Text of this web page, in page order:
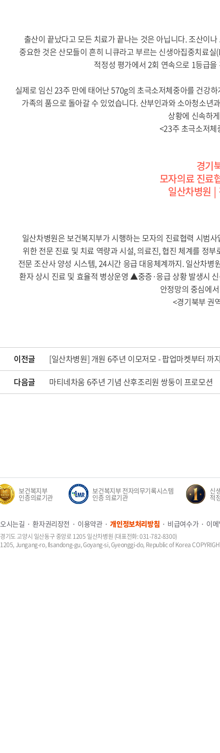
출산이 끝났다고 모든 치료가 끝나는 것은 아닙니다. 조산이
중요한 것은 산모들이 흔히 니큐라고 부르는 신생아집중치료
적정성 평가에서 2회 연속으로 1등급
실제로 임신 23주 만에 태어난 570g의 초극소저체중아를 건강
가족의 품으로 돌아갈 수 있었습니다. 산부인과와 소아청소년
상황에 신속하
<23주 초극소저체
경기
모자의료 진료
일산차병원 |
일산차병원은 보건복지부가 시행하는 모자의 진료협력 시범
위한 전문 진료 및 치료 역량과 시설, 의료진, 협진 체계를 정
전문 조산사 양성 시스템, 24시간 응급 대응체계까지. 일산차
환자 상시 진료 및 효율적 병상운영 ▲중증·응급 상황 발생시
안정망의 중심에
<경기북부 권
이전글 [일산차병원] 개원 6주년 이모저모 - 팝업마켓부터 까
다음글
마티네차움 6주년 기념 산후조리원 쌍둥이 프로모션
보건복지부
인증의료기관
보건복지부 전자의무기록시스템
인증 의료기관
신생아
적정성
오시는길 환자권리장전 이용약관 개인정보처리방침 비급여수가 이
경기도 고양시 일산동구 중앙로 1205 일산차병원 (대표전화: 031-782-8300)
1205, Jungang-ro, Ilsandong-gu, Goyang-si, Gyeonggi-do, Republic of Korea